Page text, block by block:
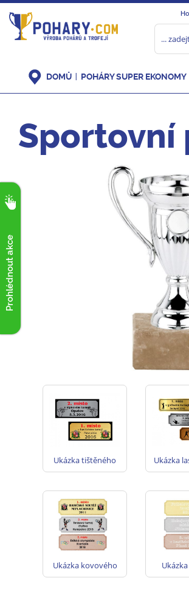
Prohlédnout akce
DOMŮ POHÁRY SUPER EKONOMY
Sportovní
Ukázka tištěného
štítku na poháry -
Ukázka
Ukázka kovového
štítku s barevným